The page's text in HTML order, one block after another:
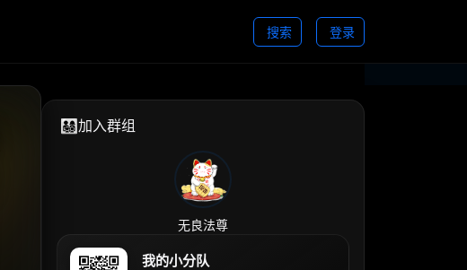
搜索 登录
👨‍👩‍👧‍👦加入群组
无良法尊
我的小分队